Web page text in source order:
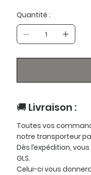
Quantité :
🚚 Livraison :
Toutes vos
notre transporteur
Dès l’expédition,
GLS.
Celui-ci vous